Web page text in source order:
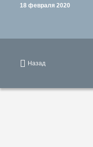
18 февраля 2020
Назад